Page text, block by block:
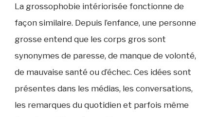
La grossophobie intériorisée fonctionne de
façon similaire. Depuis l’enfance, une personne
grosse entend que les corps gros sont
synonymes de paresse, de manque de volonté,
de mauvaise santé ou d’échec. Ces idées sont
présentes dans les médias, les conversations,
les remarques du quotidien et parfois même